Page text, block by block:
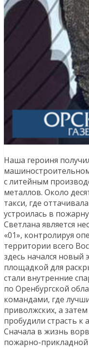
Наша героиня
с литейным
металлов. Около
такси, где
устроилась в
Светлана является
«01», контролируя
территории всего
здесь начался новый
площадкой для
стали внутренние
по Оренбургской
командами, где
приволжских, а затем
пробудили страсть к
Сначала в жизнь
пожарно-прикладной